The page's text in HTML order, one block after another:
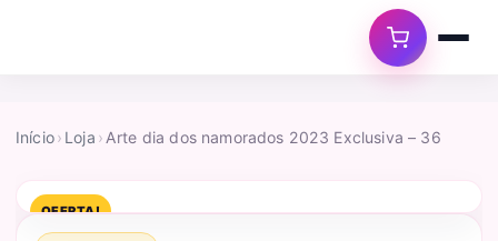
Início› Loja › Arte dia dos namorados 2023 Exclusiva – 36
OFERTA!